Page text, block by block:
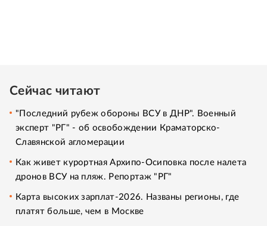
Сейчас читают
"Последний рубеж обороны ВСУ в ДНР". Военный
эксперт "РГ" - об освобождении Краматорско-
Славянской агломерации
Как живет курортная Архипо-Осиповка после налета
дронов ВСУ на пляж. Репортаж "РГ"
Карта высоких зарплат-2026. Названы регионы, где
платят больше, чем в Москве